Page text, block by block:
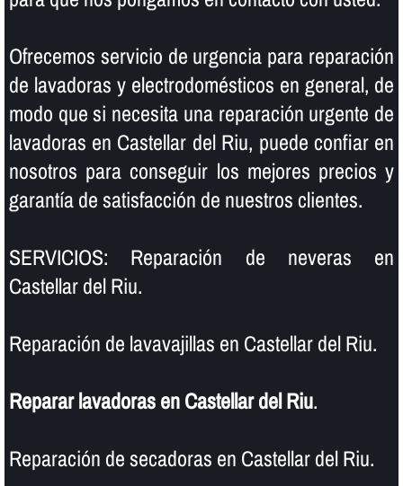
Ofrecemos servicio de urgencia para reparación
de lavadoras y electrodomésticos en general, de
modo que si necesita una reparación urgente de
lavadoras en Castellar del Riu, puede confiar en
nosotros para conseguir los mejores precios y
garantí­a de satisfacción de nuestros clientes.
SERVICIOS: Reparación de neveras en
Castellar del Riu.
Reparación de lavavajillas en Castellar del Riu.
Reparar lavadoras en Castellar del Riu.
Reparación de secadoras en Castellar del Riu.